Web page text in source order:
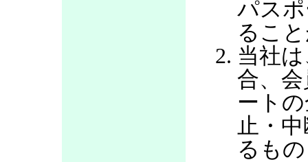
パス
るこ
当社
合、
ート
止・
るも